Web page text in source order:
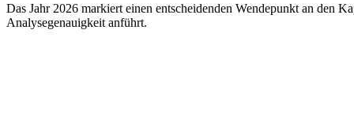
Das Jahr 2026 markiert einen entscheidenden Wendepunkt an den
Analysegenauigkeit anführt.